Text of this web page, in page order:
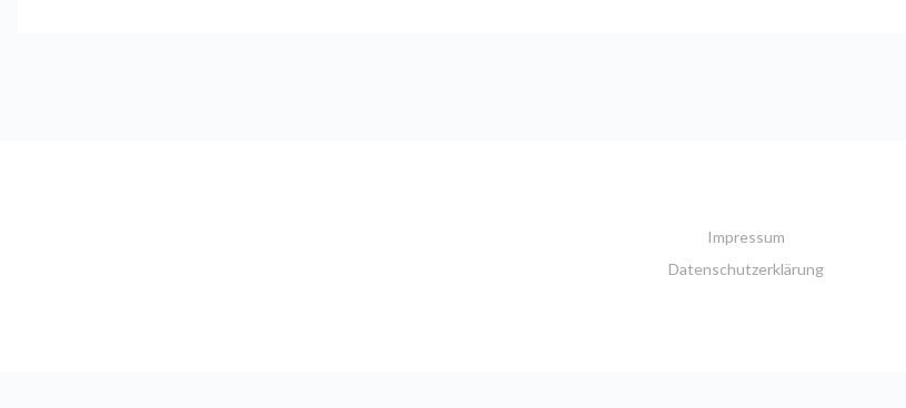
Impressum
Datenschutzerklärung